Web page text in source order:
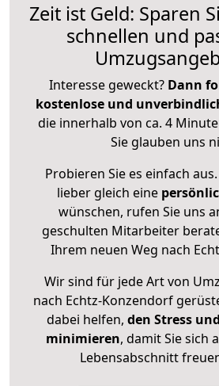
Zeit ist Geld: Sparen
schnellen und
Interesse geweckt? Dann
kostenlose und
die innerhalb von ca. 4
Sie glauben uns
Probieren Sie es einfach
lieber gleich eine
wünschen, rufen Sie uns
geschulten Mitarbeiter
Ihrem neuen Weg nach
Wir sind für jede Art von
nach Echtz-Konzendorf
dabei helfen, den Stress
minimieren, damit Sie sich
Lebensabschnitt